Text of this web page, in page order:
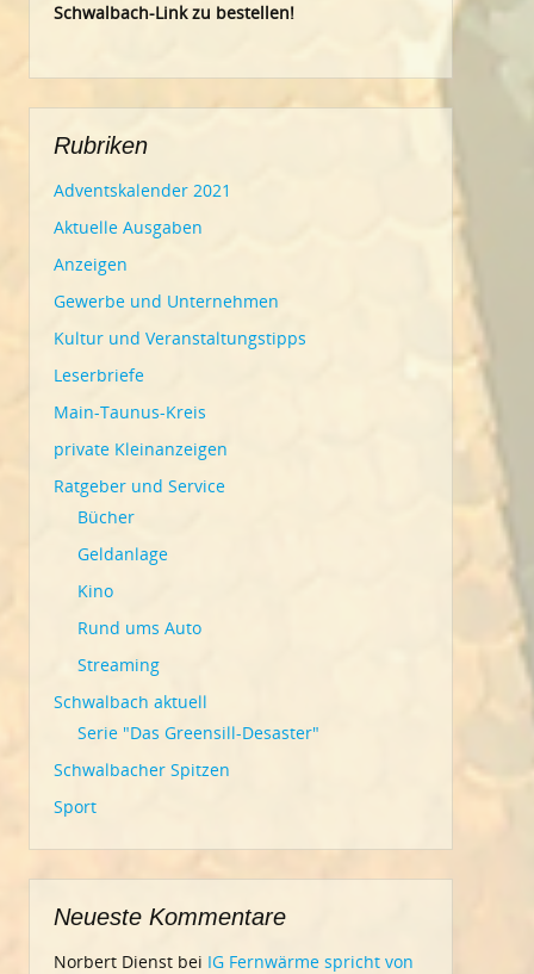
Schwalbach-Link zu bestellen!
Rubriken
Adventskalender 2021
Aktuelle Ausgaben
Anzeigen
Gewerbe und Unternehmen
Kultur und Veranstaltungstipps
Leserbriefe
Main-Taunus-Kreis
private Kleinanzeigen
Ratgeber und Service
Bücher
Geldanlage
Kino
Rund ums Auto
Streaming
Schwalbach aktuell
Serie "Das Greensill-Desaster"
Schwalbacher Spitzen
Sport
Neueste Kommentare
Norbert Dienst bei IG Fernwärme spricht von